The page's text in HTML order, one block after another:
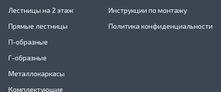
Лестницы на 2 этаж
Прямые лестницы
П-образные
Г-образные
Металлокаркасы
Комплектующие
Инструкции по монтажу
Политика конфиденциальности